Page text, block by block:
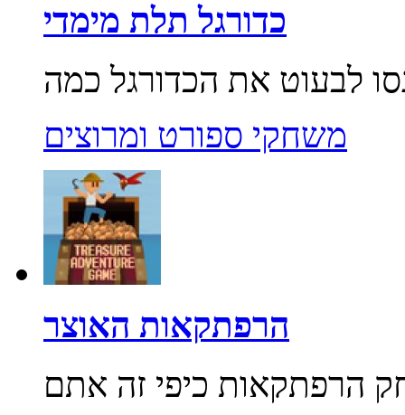
כדורגל תלת מימדי
משחקי ספורט ומרוצים
הרפתקאות האוצר